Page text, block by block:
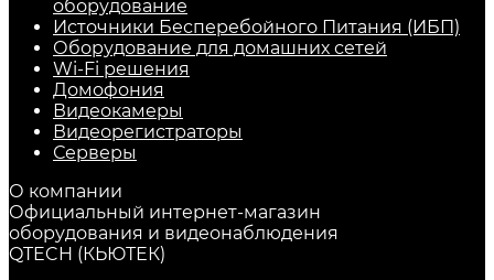
оборудование
Источники Бесперебойного Питания (ИБП)
Оборудование для домашних сетей
Wi-Fi решения
Домофония
Видеокамеры
Видеорегистраторы
Серверы
О компании
Официальный интернет-магазин
оборудования и видеонаблюдения
QTECH (КЬЮТЕК)